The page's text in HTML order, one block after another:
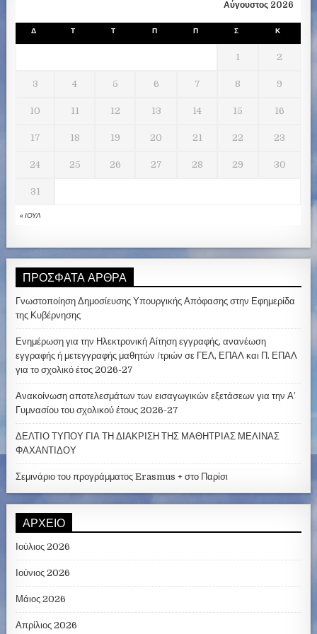
Αύγουστος 2026
Δ Τ Τ Π Π Σ Κ
« ΙΟΎΛ
1 2
3 4 5 6 7 8 9
10 11 12 13 14 15 16
17 18 19 20 21 22 23
24 25 26 27 28 29 30
31
ΠΡΌΣΦΑΤΑ ΆΡΘΡΑ
Γνωστοποίηση Δημοσίευσης Υπουργικής Απόφασης στην Εφημερίδα
της Κυβέρνησης
Ενημέρωση για την Ηλεκτρονική Αίτηση εγγραφής, ανανέωση
εγγραφής ή μετεγγραφής μαθητών /τριών σε ΓΕΛ, ΕΠΑΛ και Π. ΕΠΑΛ
για το σχολικό έτος 2026-27
Ανακοίνωση αποτελεσμάτων των εισαγωγικών εξετάσεων για την Α’
Γυμνασίου του σχολικού έτους 2026-27
ΔΕΛΤΙΟ ΤΥΠΟΥ ΓΙΑ ΤΗ ΔΙΑΚΡΙΣΗ ΤΗΣ ΜΑΘΗΤΡΙΑΣ ΜΕΛΙΝΑΣ
ΦΑΧΑΝΤΙΔΟΥ
Σεμινάριο του προγράμματος Erasmus + στο Παρίσι
ΑΡΧΕΊΟ
Ιούλιος 2026
Ιούνιος 2026
Μάιος 2026
Απρίλιος 2026